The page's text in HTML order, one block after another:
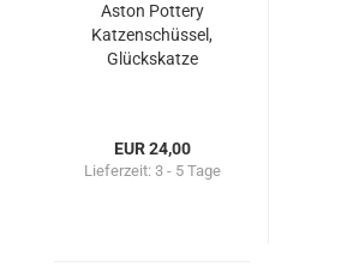
Aston Pottery
Katzenschüssel,
Glückskatze
EUR 24,00
Lieferzeit: 3 - 5 Tage